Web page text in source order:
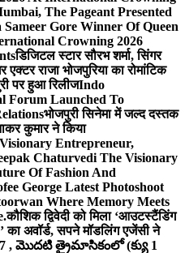
The Pageant Presented
Sameer Gore Winner Of Queen
Crowning 2026
डिजिटल स्टार सौरभ शर्मा, सिंगर
एक्टर राजा भोजपुरिया का रोमांटिक
पर हुआ रिलीजIndo
Forum Launched To
भोजपुरी सिनेमा में जल्द दस्तक
कुमार ने किया
Entrepreneur,
Chaturvedi The Visionary
Of Fashion And
George Latest Photoshoot
Where Memory Meets
कौशिक द्विवेदी को मिला ‘आउटस्टैंडिंग
अवॉर्ड, सपने मॉडलिंग एजेंसी ने
, మొదటి త్రైమాసికంలో (క్యు 1